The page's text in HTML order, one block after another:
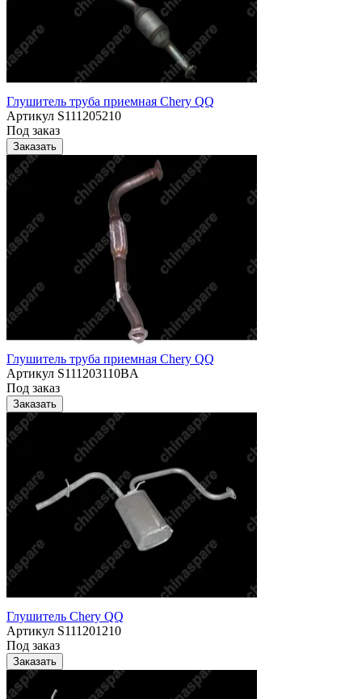
Глушитель труба приемная Chery QQ
Артикул S111205210
Под заказ
Заказать
Глушитель труба приемная Chery QQ
Артикул S111203110BA
Под заказ
Заказать
Глушитель Chery QQ
Артикул S111201210
Под заказ
Заказать